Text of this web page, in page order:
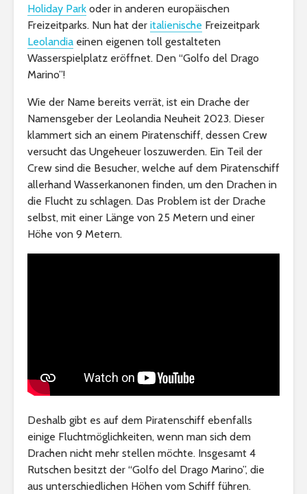
Holiday Park oder in anderen europäischen
Freizeitparks. Nun hat der italienische Freizeitpark
Leolandia einen eigenen toll gestalteten
Wasserspielplatz eröffnet. Den “Golfo del Drago
Marino”!
Wie der Name bereits verrät, ist ein Drache der
Namensgeber der Leolandia Neuheit 2023. Dieser
klammert sich an einem Piratenschiff, dessen Crew
versucht das Ungeheuer loszuwerden. Ein Teil der
Crew sind die Besucher, welche auf dem Piratenschiff
allerhand Wasserkanonen finden, um den Drachen in
die Flucht zu schlagen. Das Problem ist der Drache
selbst, mit einer Länge von 25 Metern und einer
Höhe von 9 Metern.
Deshalb gibt es auf dem Piratenschiff ebenfalls
einige Fluchtmöglichkeiten, wenn man sich dem
Drachen nicht mehr stellen möchte. Insgesamt 4
Rutschen besitzt der “Golfo del Drago Marino”, die
aus unterschiedlichen Höhen vom Schiff führen.